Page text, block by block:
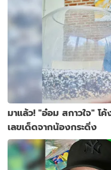
มาแล้ว! "อ๋อม สกาวใจ" โ
เลขเด็ดจากน้องกระดิ่ง